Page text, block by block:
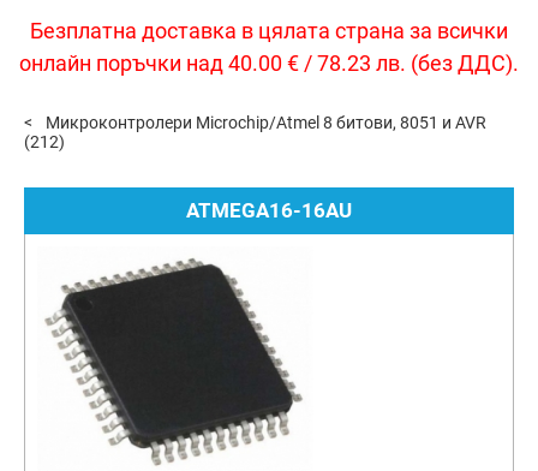
Безплатна доставка в цялата страна за всички
онлайн поръчки над 40.00 € / 78.23 лв. (без ДДС).
Микроконтролери Microchip/Atmel 8 битови, 8051 и AVR
(212)
ATMEGA16-16AU